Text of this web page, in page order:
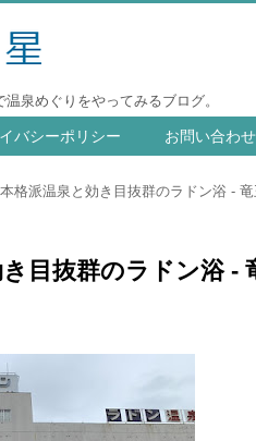
泉めぐりをやってみるブログ。
バシーポリシー お問い合わせ
格派温泉と効き目抜群のラドン浴 -
目抜群のラドン浴 -